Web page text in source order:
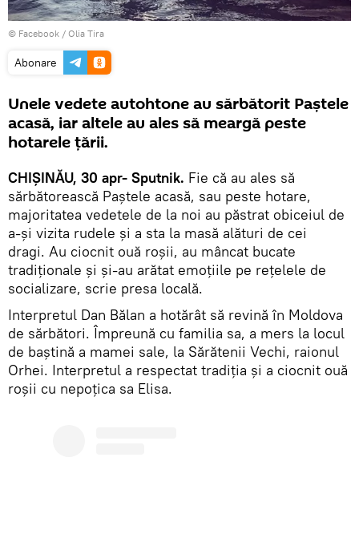
© Facebook / Olia Tira
Abonare
Unele vedete autohtone au sărbătorit Paștele
acasă, iar altele au ales să meargă peste
hotarele țării.
CHIȘINĂU, 30 apr- Sputnik. Fie că au ales să
sărbătorească Paştele acasă, sau peste hotare,
majoritatea vedetele de la noi au păstrat obiceiul de
a-şi vizita rudele şi a sta la masă alături de cei
dragi. Au ciocnit ouă roşii, au mâncat bucate
tradiţionale şi şi-au arătat emoţiile pe reţelele de
socializare, scrie presa locală.
Interpretul Dan Bălan a hotărât să revină în Moldova
de sărbători. Împreună cu familia sa, a mers la locul
de baştină a mamei sale, la Sărătenii Vechi, raionul
Orhei. Interpretul a respectat tradiţia şi a ciocnit ouă
roşii cu nepoţica sa Elisa.